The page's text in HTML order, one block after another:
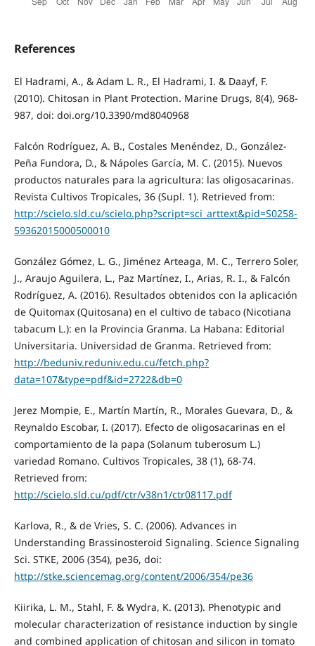
References
El Hadrami, A., & Adam L. R., El Hadrami, I. & Daayf, F.
(2010). Chitosan in Plant Protection. Marine Drugs, 8(4), 968-
987, doi: doi.org/10.3390/md8040968
Falcón Rodríguez, A. B., Costales Menéndez, D., González-
Peña Fundora, D., & Nápoles García, M. C. (2015). Nuevos
productos naturales para la agricultura: las oligosacarinas.
Revista Cultivos Tropicales, 36 (Supl. 1). Retrieved from:
http://scielo.sld.cu/scielo.php?script=sci_arttext&pid=S0258-
59362015000500010
González Gómez, L. G., Jiménez Arteaga, M. C., Terrero Soler,
J., Araujo Aguilera, L., Paz Martínez, I., Arias, R. I., & Falcón
Rodríguez, A. (2016). Resultados obtenidos con la aplicación
de Quitomax (Quitosana) en el cultivo de tabaco (Nicotiana
tabacum L.): en la Provincia Granma. La Habana: Editorial
Universitaria. Universidad de Granma. Retrieved from:
http://beduniv.reduniv.edu.cu/fetch.php?
data=107&type=pdf&id=2722&db=0
Jerez Mompie, E., Martín Martín, R., Morales Guevara, D., &
Reynaldo Escobar, I. (2017). Efecto de oligosacarinas en el
comportamiento de la papa (Solanum tuberosum L.)
variedad Romano. Cultivos Tropicales, 38 (1), 68-74.
Retrieved from:
http://scielo.sld.cu/pdf/ctr/v38n1/ctr08117.pdf
Karlova, R., & de Vries, S. C. (2006). Advances in
Understanding Brassinosteroid Signaling. Science Signaling
Sci. STKE, 2006 (354), pe36, doi:
http://stke.sciencemag.org/content/2006/354/pe36
Kiirika, L. M., Stahl, F. & Wydra, K. (2013). Phenotypic and
molecular characterization of resistance induction by single
and combined application of chitosan and silicon in tomato